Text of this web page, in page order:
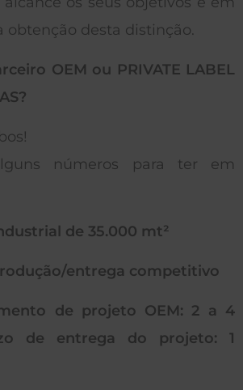
obtenção desta distinção.
OEM ou PRIVATE LABEL
números para ter em
de 35.000 mt²
entrega competitivo
de projeto OEM: 2 a 4
de entrega do projeto: 1